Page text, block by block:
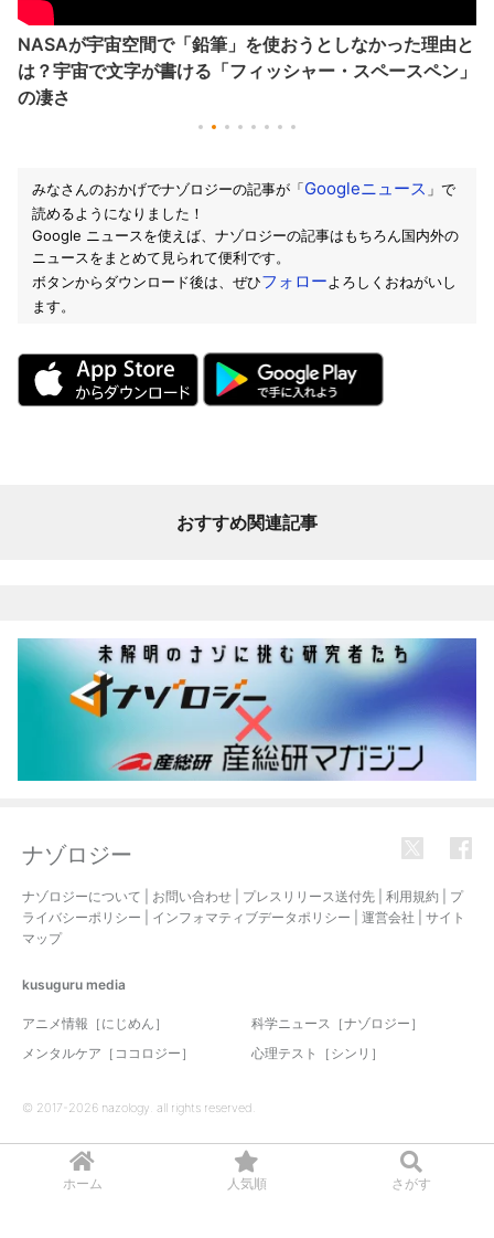
ホーム 人気順 さがす
NASAが宇宙空間で「鉛筆」を使おうとしなかった理由と
は？宇宙で文字が書ける「フィッシャー・スペースペン」
の凄さ
みなさんのおかげでナゾロジーの記事が「Googleニュース 」で
読めるようになりました！
Google ニュースを使えば、ナゾロジーの記事はもちろん国内外の
ニュースをまとめて見られて便利です。
ボタンからダウンロード後は、ぜひフォローよろしくおねがいし
ます。
おすすめ関連記事
ナゾロジー
ナゾロジーについて お問い合わせ プレスリリース送付先 利用規約
プ
ライバシーポリシー
インフォマティブデータポリシー 運営会社
サイト
マップ
kusuguru media
アニメ情報［にじめん］
科学ニュース［ナゾロジー］
メンタルケア［ココロジー］
心理テスト［シンリ］
© 2017-2026 nazology. all rights reserved.